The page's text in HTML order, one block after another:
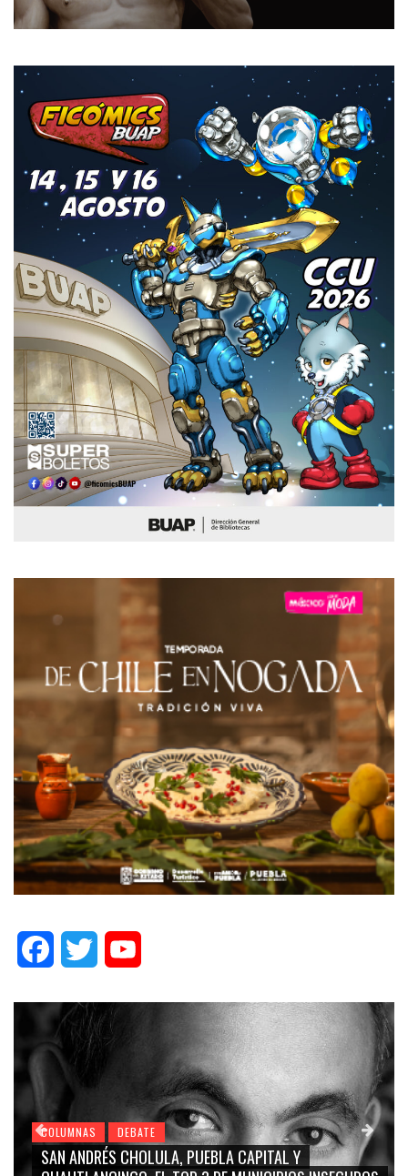
FacebookTwitter
COLUMNAS DEBATE
GRACE PALOMARES, NAY SALVATORI, SERGIO MAYER,